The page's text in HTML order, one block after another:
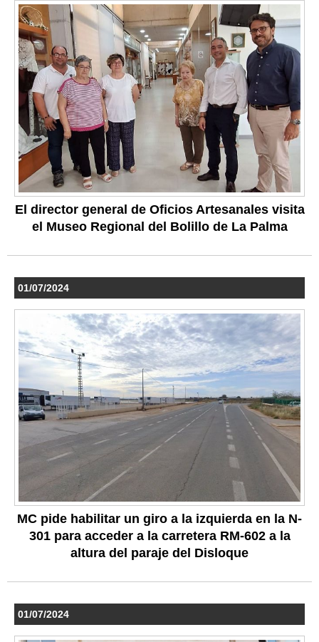
El director general de Oficios Artesanales visita
el Museo Regional del Bolillo de La Palma
01/07/2024
MC pide habilitar un giro a la izquierda en la N-
301 para acceder a la carretera RM-602 a la
altura del paraje del Disloque
01/07/2024